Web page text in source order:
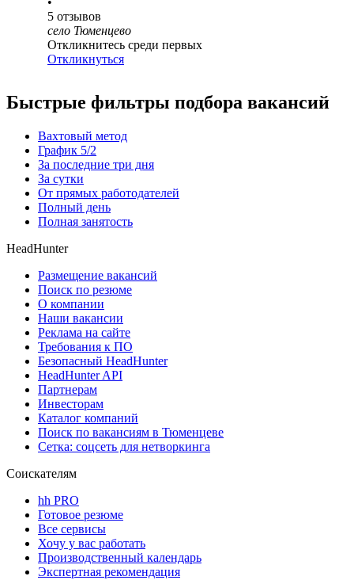
5 отзывов
село Тюменцево
Откликнитесь среди первых
Откликнуться
Быстрые фильтры подбора вакансий
Вахтовый метод
График 5/2
За последние три дня
За сутки
От прямых работодателей
Полный день
Полная занятость
HeadHunter
Размещение вакансий
Поиск по резюме
О компании
Наши вакансии
Реклама на сайте
Требования к ПО
Безопасный HeadHunter
HeadHunter API
Партнерам
Инвесторам
Каталог компаний
Поиск по вакансиям в Тюменцеве
Сетка: соцсеть для нетворкинга
Соискателям
hh PRO
Готовое резюме
Все сервисы
Хочу у вас работать
Производственный календарь
Экспертная рекомендация